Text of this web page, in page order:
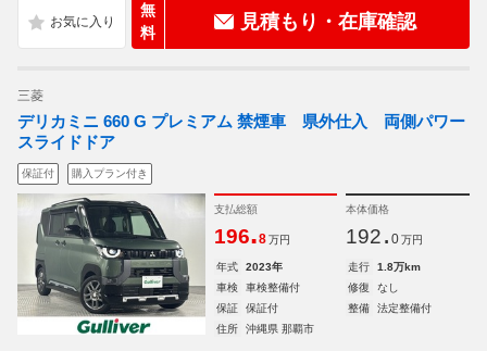
無
料
見積もり・在庫確認
三菱
デリカミニ 660 G プレミアム 禁煙車 県外仕入 両側パワー
スライドドア
保証付 購入プラン付き
支払総額
196.8 万円
本体価格
192. 0 万円
年式 2023年 走行
1.8万km
車検
車検整備付 修復
なし
保証
保証付 整備
法定整備付
住所
沖縄県 那覇市